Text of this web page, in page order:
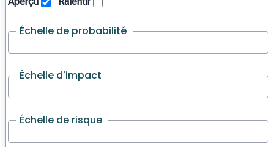
Échelle de probabilité
Échelle d'impact
Échelle de risque